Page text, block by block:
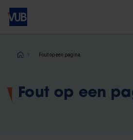
Overslaan
naar
inhoudKruimelpad
Fout op een pagina
Fout op een